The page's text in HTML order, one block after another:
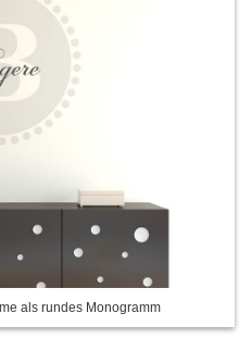
als rundes Monogramm